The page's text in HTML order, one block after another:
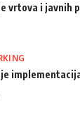
vrtova i javnih